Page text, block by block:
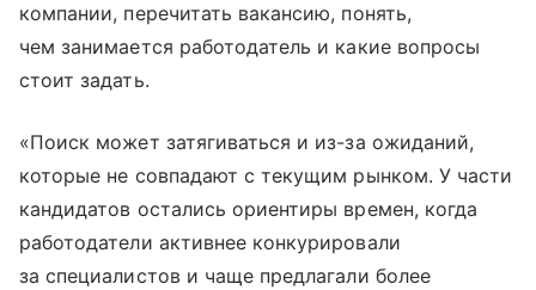
компании, перечитать вакансию, понять,
чем занимается работодатель и какие вопросы
стоит задать.
«Поиск может затягиваться и из-за ожиданий,
которые не совпадают с текущим рынком. У части
кандидатов остались ориентиры времен, когда
работодатели активнее конкурировали
за специалистов и чаще предлагали более